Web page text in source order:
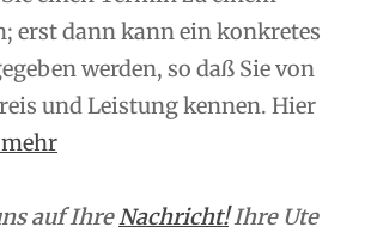
erst dann kann ein konkretes
werden, so daß Sie von
und Leistung kennen. Hier
mehr
auf IhreNachricht!Ihre Ute